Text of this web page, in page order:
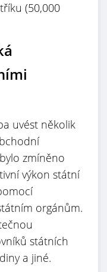
(50,000
uvést několik
zmíněno
výkon státní
orgánům.
státních
a jiné.